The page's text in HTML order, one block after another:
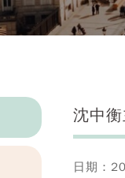
沈中
日期：